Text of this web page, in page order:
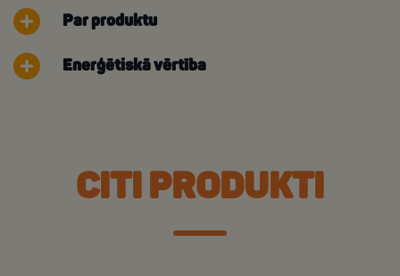
Par produktu
Enerģētiskā vērtība
CITI PRODUKTI